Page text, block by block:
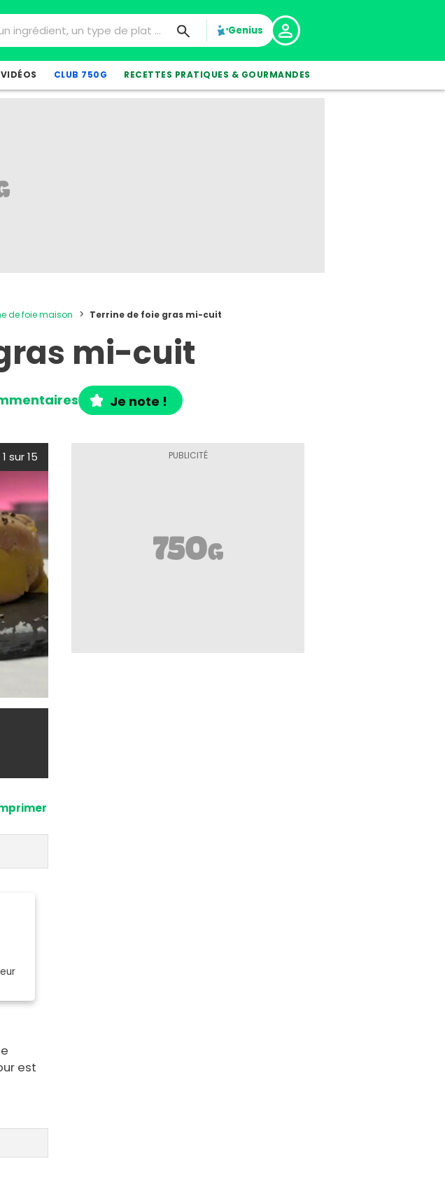
Genius
VIDÉOS CLUB 750G RECETTES PRATIQUES & GOURMANDES
de foie maison Terrine de foie gras mi-cuit
mi-cuit
Je note !
sur 15
est